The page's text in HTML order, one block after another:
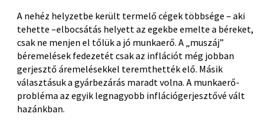
A nehéz helyzetbe került termelő cégek többsége – aki
tehette –elbocsátás helyett az egekbe emelte a béreket,
csak ne menjen el tőlük a jó munkaerő. A „muszáj”
béremelések fedezetét csak az inflációt még jobban
gerjesztő áremelésekkel teremthették elő. Másik
választásuk a gyárbezárás maradt volna. ­A munkaerő-
probléma az egyik legnagyobb inflációgerjesztővé vált
hazánkban.